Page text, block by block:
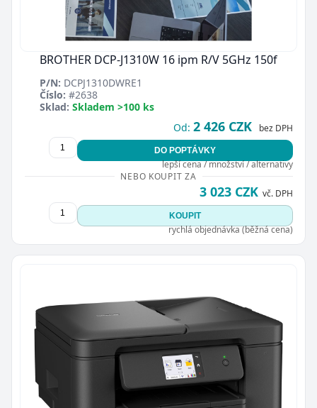
BROTHER DCP-J1310W 16 ipm R/V 5GHz 150f
P/N: DCPJ1310DWRE1
Číslo: #2638
Sklad: Skladem >100 ks
Od: 2 426 CZK bez DPH
DO POPTÁVKY
lepší cena / množství / alternativy
NEBO KOUPIT ZA
3 023 CZK vč. DPH
KOUPIT
rychlá objednávka (běžná cena)